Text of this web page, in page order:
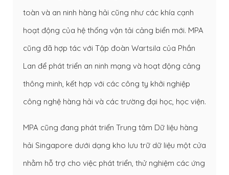
toàn và an ninh hàng hải cũng như các khía cạnh
hoạt động của hệ thống vận tải cảng biển mới. MPA
cũng đã hợp tác với Tập đoàn Wartsila của Phần
Lan để phát triển an ninh mạng và hoạt động cảng
thông minh, kết hợp với các công ty khởi nghiệp
công nghệ hàng hải và các trường đại học, học viện.
MPA cũng đang phát triển Trung tâm Dữ liệu hàng
hải Singapore dưới dạng kho lưu trữ dữ liệu một cửa
nhằm hỗ trợ cho việc phát triển, thử nghiệm các ứng